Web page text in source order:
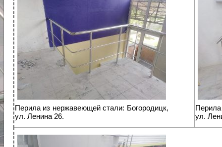
Перила из нержавеющей стали: Богородицк,
ул. Ленина 26.
ул.